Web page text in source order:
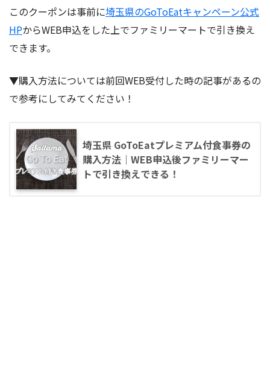
このクーポンは事前に埼玉県のGoToEatキャンペーン公式
HPからWEB申込をした上でファミリーマートで引き換え
できます。
▼購入方法については前回WEB受付した時の記事があるの
で参考にしてみてください！
埼玉県 GoToEatプレミアム付食事券の
購入方法｜WEB申込後ファミリーマー
トで引き換えできる！